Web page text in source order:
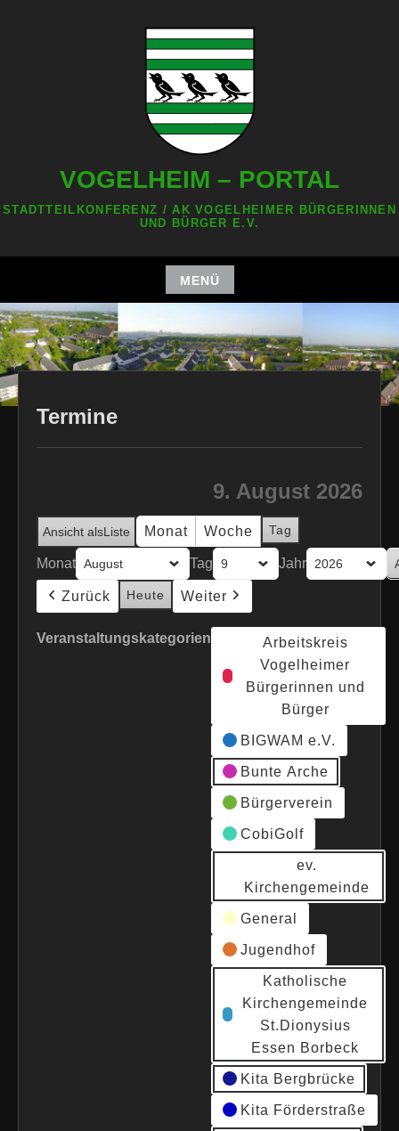
VOGELHEIM – PORTAL
STADTTEILKONFERENZ / AK VOGELHEIMER BÜRGERINNEN
UND BÜRGER E.V.
MENÜ
Zum
Inhalt
springen
Termine
9. August 2026
Ansicht alsListe Monat Woche Tag
Monat Tag Jahr
Zurück Heute Weiter
Veranstaltungskategorien
Arbeitskreis
Vogelheimer
Bürgerinnen und
Bürger
BIGWAM e.V.
Bunte Arche
Bürgerverein
CobiGolf
ev.
Kirchengemeinde
General
Jugendhof
Katholische
Kirchengemeinde
St.Dionysius
Essen Borbeck
Kita Bergbrücke
Kita Förderstraße